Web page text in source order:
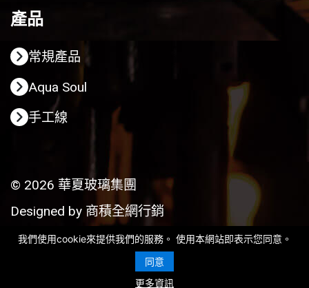
產品
常規產品
Aqua Soul
手工線
© 2026 華夏玻璃集團
Designed by 商積全網行銷
我們使用cookie來提供我們的服務。 使用本網站即表示您同意。
同意
更多資訊